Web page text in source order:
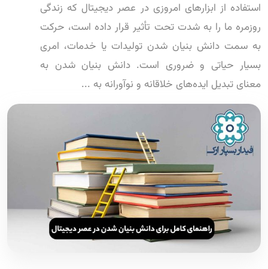
استفاده از ابزارهای امروزی در عصر دیجیتال که زندگی
روزمره ما را به شدت تحت تأثیر قرار داده است، حرکت
به سمت دانش بنیان شدن تولیدات یا خدمات، امری
بسیار حیاتی و ضروری است. دانش بنیان شدن به
معنای تبدیل ایده‌های خلاقانه و نوآورانه به ...